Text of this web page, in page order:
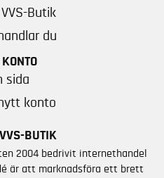
Butik
du
sida
konto
BUTIK
2004 bedrivit internethandel
är att marknadsföra ett brett